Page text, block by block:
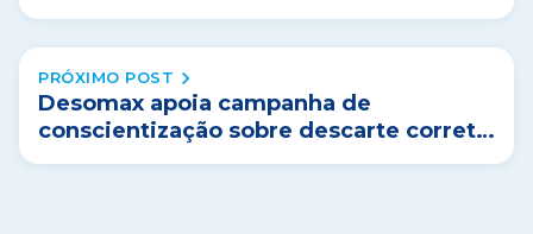
PRÓXIMO POST
Desomax apoia campanha de
conscientização sobre descarte correto
de produtos químicos